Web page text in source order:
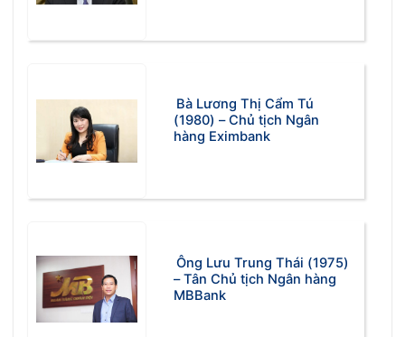
Bà Lương Thị Cẩm Tú
(1980) – Chủ tịch Ngân
hàng Eximbank
Ông Lưu Trung Thái (1975)
– Tân Chủ tịch Ngân hàng
MBBank